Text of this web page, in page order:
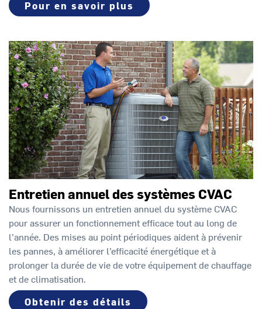
Pour en savoir plus
Entretien annuel des systèmes CVAC
Nous fournissons un entretien annuel du système CVAC
pour assurer un fonctionnement efficace tout au long de
l’année. Des mises au point périodiques aident à prévenir
les pannes, à améliorer l’efficacité énergétique et à
prolonger la durée de vie de votre équipement de chauffage
et de climatisation.
Obtenir des détails